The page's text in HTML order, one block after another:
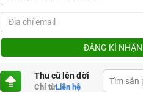
ĐĂNG KÍ
Thu cũ lên đời
Chỉ từLiên hệ